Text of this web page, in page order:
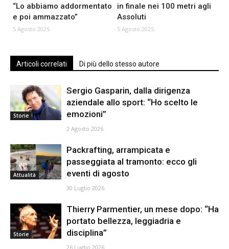
“Lo abbiamo addormentato
e poi ammazzato”
5 Agosto 2025
in finale nei 100 metri agli
Assoluti
5 Agosto 2025
Articoli correlati Di più dello stesso autore
Storie
Sergio Gasparin, dalla dirigenza
aziendale allo sport: “Ho scelto le
emozioni”
2 Agosto 2026
Attualità
Packrafting, arrampicata e
passeggiata al tramonto: ecco gli
eventi di agosto
30 Luglio 2026
Storie
Thierry Parmentier, un mese dopo: “Ha
portato bellezza, leggiadria e
disciplina”
26 Luglio 2026